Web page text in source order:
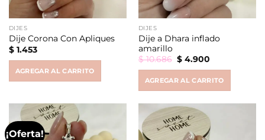
DIJES
Dije Corona Con Apliques
$1.453
AGREGAR AL CARRITO
DIJES
Dije a Dhara inflado
amarillo
$10.686 Original
price
$ 10.686.
$4.900Current
$ 4.900.
AGREGAR AL CARRITO
¡Oferta!